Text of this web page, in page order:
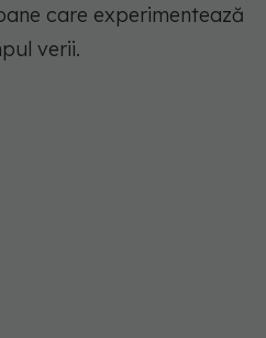
care experimentează
verii.